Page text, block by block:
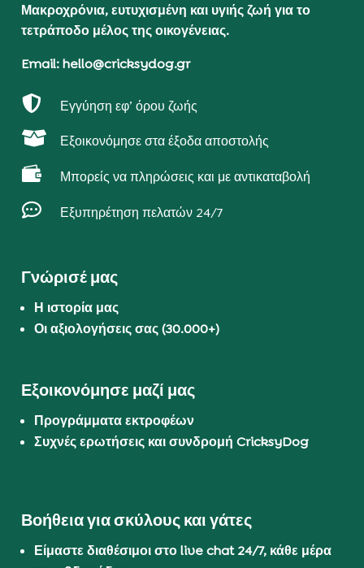
Μακροχρόνια, ευτυχισμένη και υγιής ζωή για το
τετράποδο μέλος της οικογένειας.
Email: hello@cricksydog.gr
 Εγγύηση εφ’ όρου ζωής
 Εξοικονόμησε στα έξοδα αποστολής
 Μπορείς να πληρώσεις και με αντικαταβολή
 Εξυπηρέτηση πελατών 24/7
Γνώρισέ μας
Η ιστορία μας
Οι αξιολογήσεις σας (30.000+)
Εξοικονόμησε μαζί μας
Προγράμματα εκτροφέων
Συχνές ερωτήσεις και συνδρομή CricksyDog
Βοήθεια για σκύλους και γάτες
Είμαστε διαθέσιμοι στο live chat 24/7, κάθε μέρα